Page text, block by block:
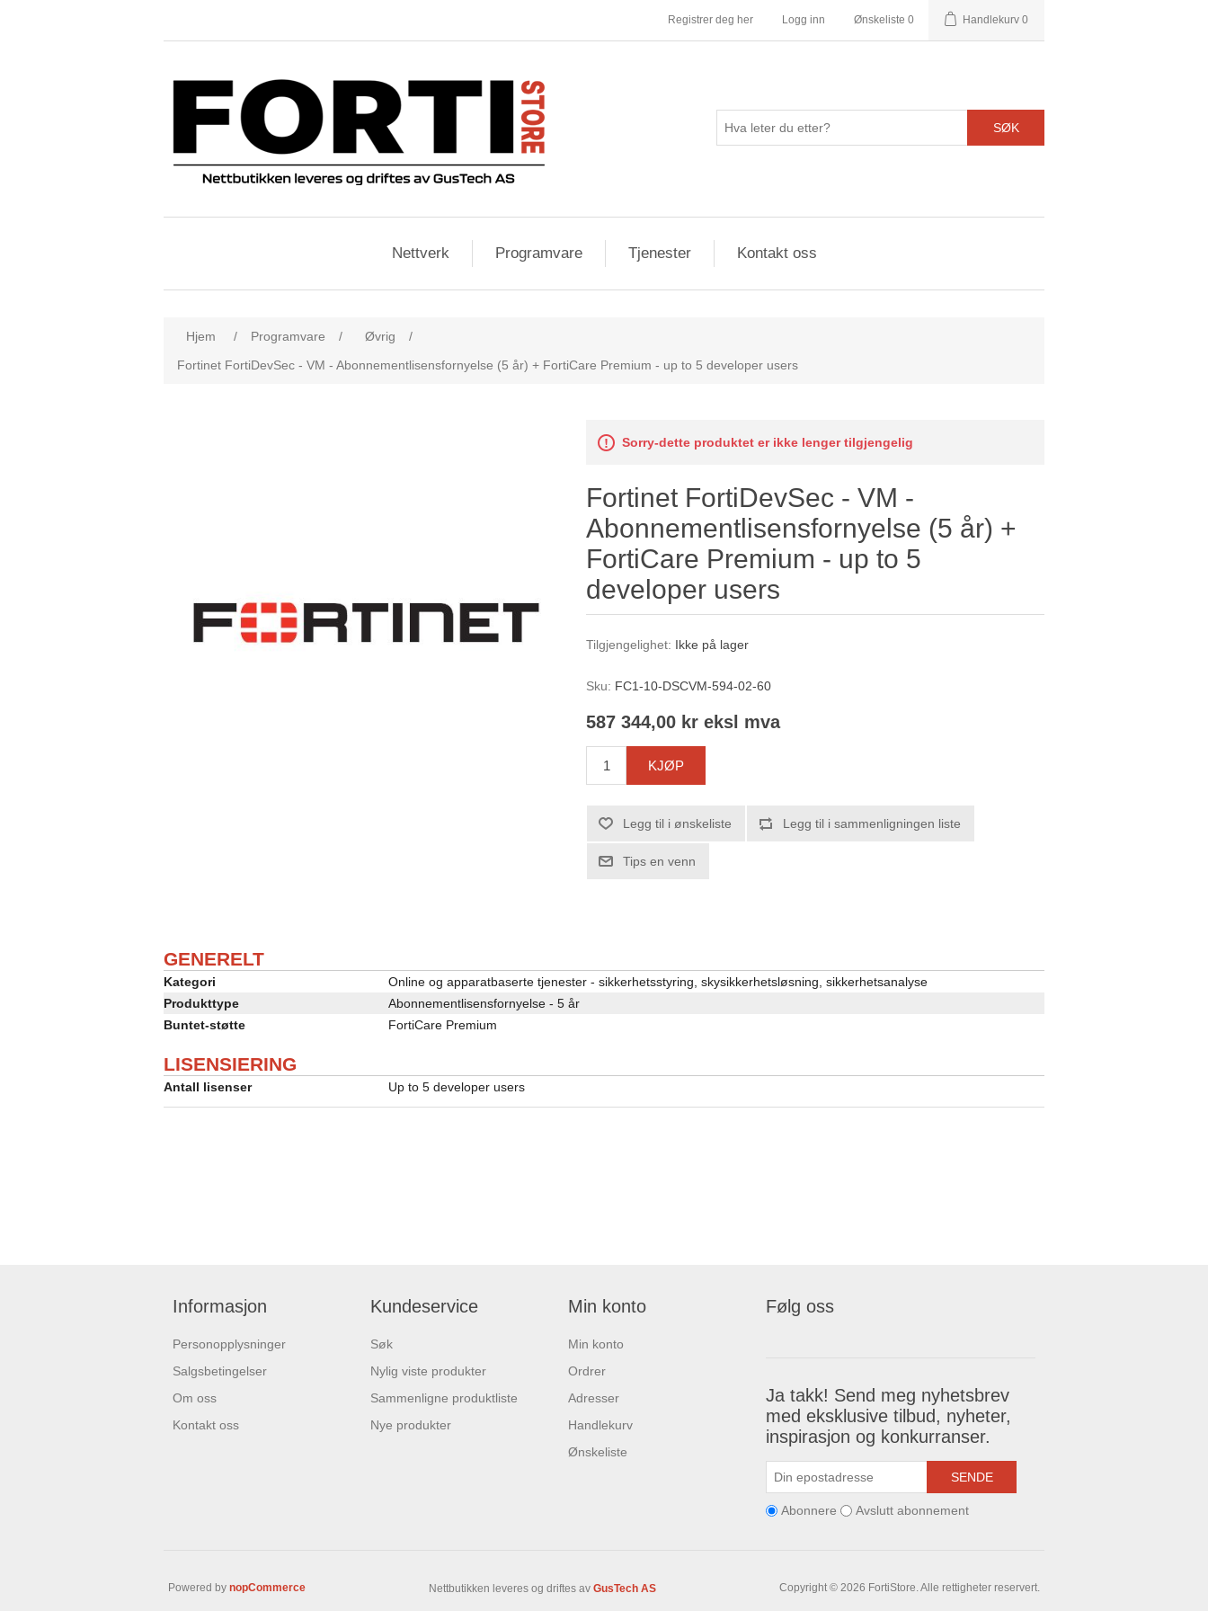
Registrer deg her Logg inn Ønskeliste 0 Handlekurv 0
SØK
Nettverk Programvare Tjenester Kontakt oss
Hjem / Programvare / Øvrig
/
Fortinet FortiDevSec - VM - Abonnementlisensfornyelse (5 år) + FortiCare Premium - up to 5 developer users
Sorry-dette produktet er ikke lenger tilgjengelig
Fortinet FortiDevSec - VM -
Abonnementlisensfornyelse (5 år) +
FortiCare Premium - up to 5
developer users
Tilgjengelighet: Ikke på lager
Sku: FC1-10-DSCVM-594-02-60
587 344,00 kr eksl mva
KJØP
Legg til i ønskeliste Legg til i sammenligningen liste
Tips en venn
GENERELT
Kategori
Online og apparatbaserte tjenester - sikkerhetsstyring, skysikkerhetsløsning, sikkerhetsanalyse
Produkttype
Abonnementlisensfornyelse - 5 år
Buntet-støtte
FortiCare Premium
LISENSIERING
Antall lisenser Up to 5 developer users
Informasjon
Personopplysninger
Salgsbetingelser
Om oss
Kontakt oss
Kundeservice
Søk
Nylig viste produkter
Sammenligne produktliste
Nye produkter
Min konto
Min konto
Ordrer
Adresser
Handlekurv
Ønskeliste
Følg oss
Ja takk! Send meg nyhetsbrev
med eksklusive tilbud, nyheter,
inspirasjon og konkurranser.
SENDE
Abonnere Avslutt abonnement
Copyright © 2026 FortiStore. Alle rettigheter reservert.
Powered by nopCommerce Nettbutikken leveres og driftes av GusTech AS